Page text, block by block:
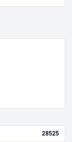
28525